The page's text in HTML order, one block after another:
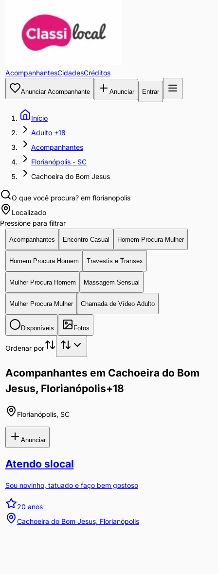
AcompanhantesCidadesCréditos
Anunciar Acompanhante Anunciar Entrar
Início
Adulto +18
Acompanhantes
Florianópolis - SC
Cachoeira do Bom Jesus
O que você procura? em florianopolis
Localizado
Pressione para filtrar
Acompanhantes Encontro Casual Homem Procura Mulher
Homem Procura Homem Travestis e Transex
Mulher Procura Homem Massagem Sensual
Mulher Procura Mulher Chamada de Vídeo Adulto
Disponíveis Fotos
Ordenar por
Acompanhantes em Cachoeira do Bom
Jesus, Florianópolis+18
Florianópolis, SC
Anunciar
Atendo slocal
Sou novinho, tatuado e faço bem gostoso
20 anos
Cachoeira do Bom Jesus, Florianópolis